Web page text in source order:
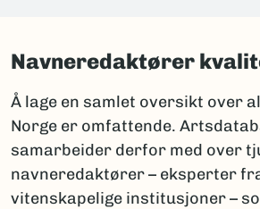
Navneredaktører
Å lage en samlet oversikt over
Norge er omfattende.
samarbeider derfor med over
navneredaktører – eksperter
vitenskapelige institusjoner –